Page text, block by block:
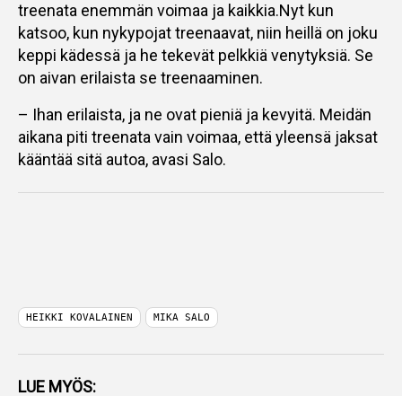
treenata enemmän voimaa ja kaikkia.Nyt kun
katsoo, kun nykypojat treenaavat, niin heillä on joku
keppi kädessä ja he tekevät pelkkiä venytyksiä. Se
on aivan erilaista se treenaaminen.
– Ihan erilaista, ja ne ovat pieniä ja kevyitä. Meidän
aikana piti treenata vain voimaa, että yleensä jaksat
kääntää sitä autoa, avasi Salo.
HEIKKI KOVALAINEN MIKA SALO
LUE MYÖS: